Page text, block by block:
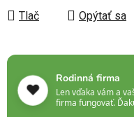
Tlač Opýtať sa
❤️
Rodinná firma
Len vďaka vám a
firma fungovať.